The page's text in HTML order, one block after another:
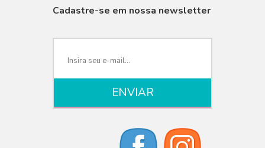
Cadastre-se em nossa newsletter